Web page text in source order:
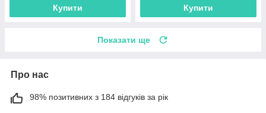
Купити Купити
Показати ще
Про нас
98% позитивних з 184 відгуків за рік